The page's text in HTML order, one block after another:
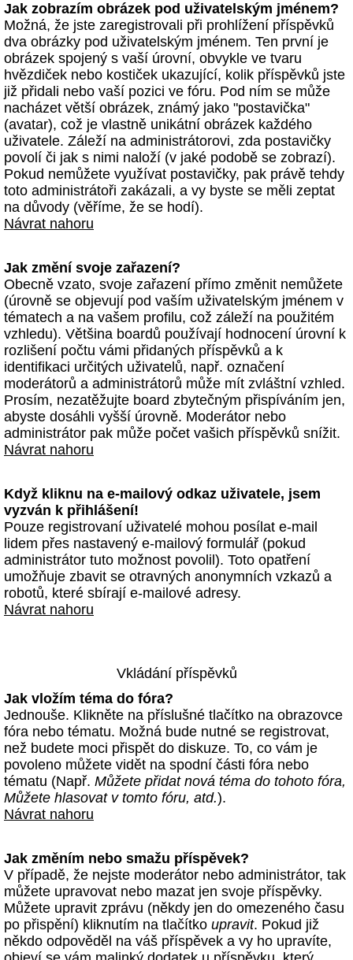
Jak zobrazím obrázek pod uživatelským jménem?
Možná, že jste zaregistrovali při prohlížení příspěvků
dva obrázky pod uživatelským jménem. Ten první je
obrázek spojený s vaší úrovní, obvykle ve tvaru
hvězdiček nebo kostiček ukazující, kolik příspěvků jste
již přidali nebo vaší pozici ve fóru. Pod ním se může
nacházet větší obrázek, známý jako "postavička"
(avatar), což je vlastně unikátní obrázek každého
uživatele. Záleží na administrátorovi, zda postavičky
povolí či jak s nimi naloží (v jaké podobě se zobrazí).
Pokud nemůžete využívat postavičky, pak právě tehdy
toto administrátoři zakázali, a vy byste se měli zeptat
na důvody (věříme, že se hodí).
Návrat nahoru
Jak změní svoje zařazení?
Obecně vzato, svoje zařazení přímo změnit nemůžete
(úrovně se objevují pod vaším uživatelským jménem v
tématech a na vašem profilu, což záleží na použitém
vzhledu). Většina boardů používají hodnocení úrovní k
rozlišení počtu vámi přidaných příspěvků a k
identifikaci určitých uživatelů, např. označení
moderátorů a administrátorů může mít zvláštní vzhled.
Prosím, nezatěžujte board zbytečným přispíváním jen,
abyste dosáhli vyšší úrovně. Moderátor nebo
administrátor pak může počet vašich příspěvků snížit.
Návrat nahoru
Když kliknu na e-mailový odkaz uživatele, jsem
vyzván k přihlášení!
Pouze registrovaní uživatelé mohou posílat e-mail
lidem přes nastavený e-mailový formulář (pokud
administrátor tuto možnost povolil). Toto opatření
umožňuje zbavit se otravných anonymních vzkazů a
robotů, které sbírají e-mailové adresy.
Návrat nahoru
Vkládání příspěvků
Jak vložím téma do fóra?
Jednouše. Klikněte na příslušné tlačítko na obrazovce
fóra nebo tématu. Možná bude nutné se registrovat,
než budete moci přispět do diskuze. To, co vám je
povoleno můžete vidět na spodní části fóra nebo
tématu (Např. Můžete přidat nová téma do tohoto fóra,
Můžete hlasovat v tomto fóru, atd.).
Návrat nahoru
Jak změním nebo smažu příspěvek?
V případě, že nejste moderátor nebo administrátor, tak
můžete upravovat nebo mazat jen svoje příspěvky.
Můžete upravit zprávu (někdy jen do omezeného času
po přispění) kliknutím na tlačítko upravit. Pokud již
někdo odpověděl na váš příspěvek a vy ho upravíte,